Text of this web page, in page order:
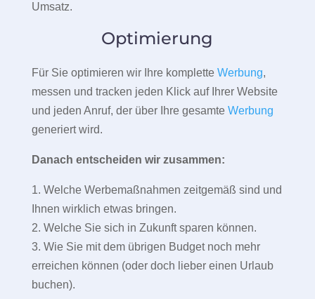
Umsatz.
Optimierung
Für Sie optimieren wir Ihre komplette Werbung,
messen und tracken jeden Klick auf Ihrer Website
und jeden Anruf, der über Ihre gesamte Werbung
generiert wird.
Danach entscheiden wir zusammen:
1. Welche Werbemaßnahmen zeitgemäß sind und
Ihnen wirklich etwas bringen.
2. Welche Sie sich in Zukunft sparen können.
3. Wie Sie mit dem übrigen Budget noch mehr
erreichen können (oder doch lieber einen Urlaub
buchen).